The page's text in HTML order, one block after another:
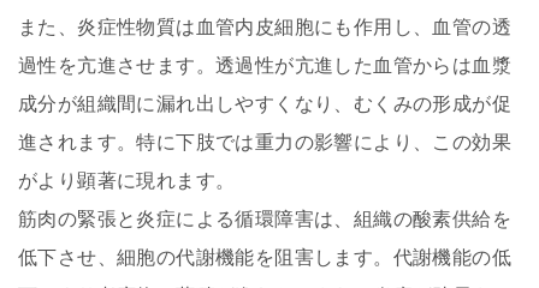
また、炎症性物質は血管内皮細胞にも作用し、血管の透
過性を亢進させます。透過性が亢進した血管からは血漿
成分が組織間に漏れ出しやすくなり、むくみの形成が促
進されます。特に下肢では重力の影響により、この効果
がより顕著に現れます。
筋肉の緊張と炎症による循環障害は、組織の酸素供給を
低下させ、細胞の代謝機能を阻害します。代謝機能の低